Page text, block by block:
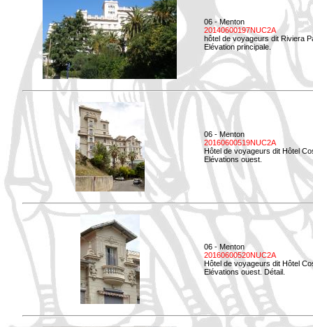
06 - Menton
20140600197NUC2A
hôtel de voyageurs dit Riviera
Elévation principale.
06 - Menton
20160600519NUC2A
Hôtel de voyageurs dit Hôtel
Elévations ouest.
06 - Menton
20160600520NUC2A
Hôtel de voyageurs dit Hôtel
Elévations ouest. Détail.